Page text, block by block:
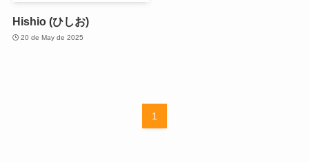
Hishio (ひしお)
20 de May de 2025
1